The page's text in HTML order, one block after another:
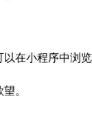
在小程序中浏
。